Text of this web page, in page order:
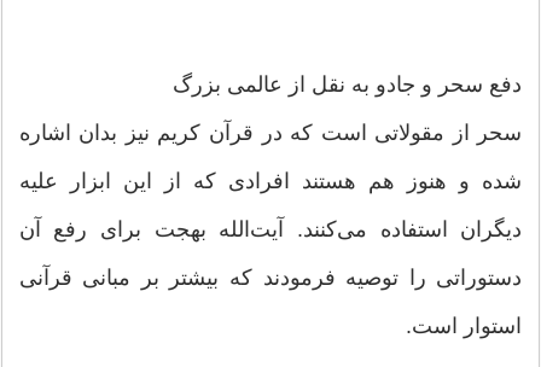
دفع سحر و جادو به نقل از عالمی بزرگ
سحر از مقولاتی است که در قرآن کریم نیز بدان اشاره
شده و هنوز هم هستند افرادی که از این ابزار علیه
دیگران استفاده می‌کنند. آیت‌الله بهجت برای رفع آن
دستوراتی را توصیه فرمودند که بیشتر بر مبانی قرآنی
استوار است.